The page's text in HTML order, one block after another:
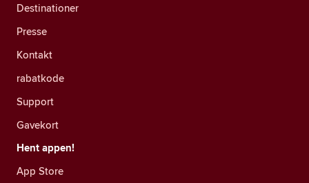
Destinationer
Presse
Kontakt
rabatkode
Support
Gavekort
Hent appen!
App Store